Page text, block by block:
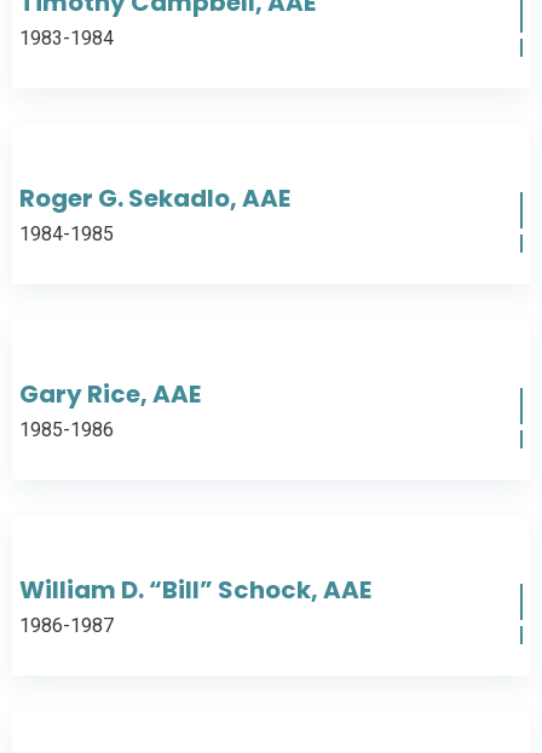
1983-1984
Roger G. Sekadlo, AAE
1984-1985
Gary Rice, AAE
1985-1986
William D. “Bill” Schock, AAE
1986-1987